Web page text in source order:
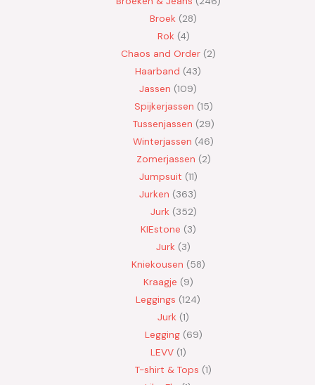
Broek 28
Rok 4
Chaos and Order 2
Haarband 43
Jassen 109
Spijkerjassen 15
Tussenjassen 29
Winterjassen 46
Zomerjassen 2
Jumpsuit 11
Jurken 363
Jurk 352
KIEstone 3
Jurk 3
Kniekousen 58
Kraagje 9
Leggings 124
Jurk 1
Legging 69
LEVV 1
T-shirt & Tops 1